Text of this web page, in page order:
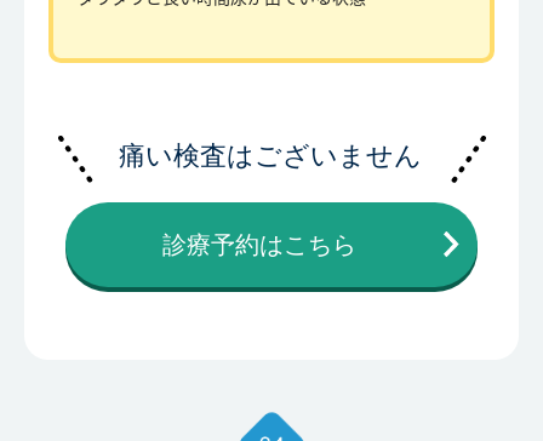
痛い検査はございません
診療予約はこちら